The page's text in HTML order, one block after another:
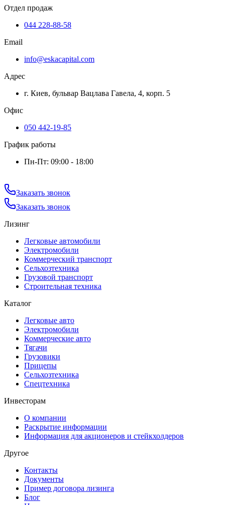
Отдел продаж
044 228-88-58
Email
info@eskacapital.com
Адрес
г. Киев, бульвар Вацлава Гавела, 4, корп. 5
Офис
050 442-19-85
График работы
Пн-Пт: 09:00 - 18:00
Заказать звонок
Заказать звонок
Лизинг
Легковые автомобили
Электромобили
Коммерческий транспорт
Сельхозтехника
Грузовой транспорт
Строительная техника
Каталог
Легковые авто
Электромобили
Коммерческие авто
Тягачи
Грузовики
Прицепы
Сельхозтехника
Спецтехника
Инвесторам
О компании
Раскрытие информации
Информация для акционеров и стейкхолдеров
Другое
Контакты
Документы
Пример договора лизинга
Блог